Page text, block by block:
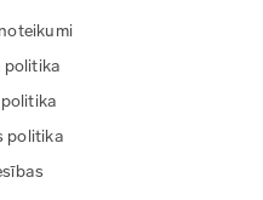
politika
politika